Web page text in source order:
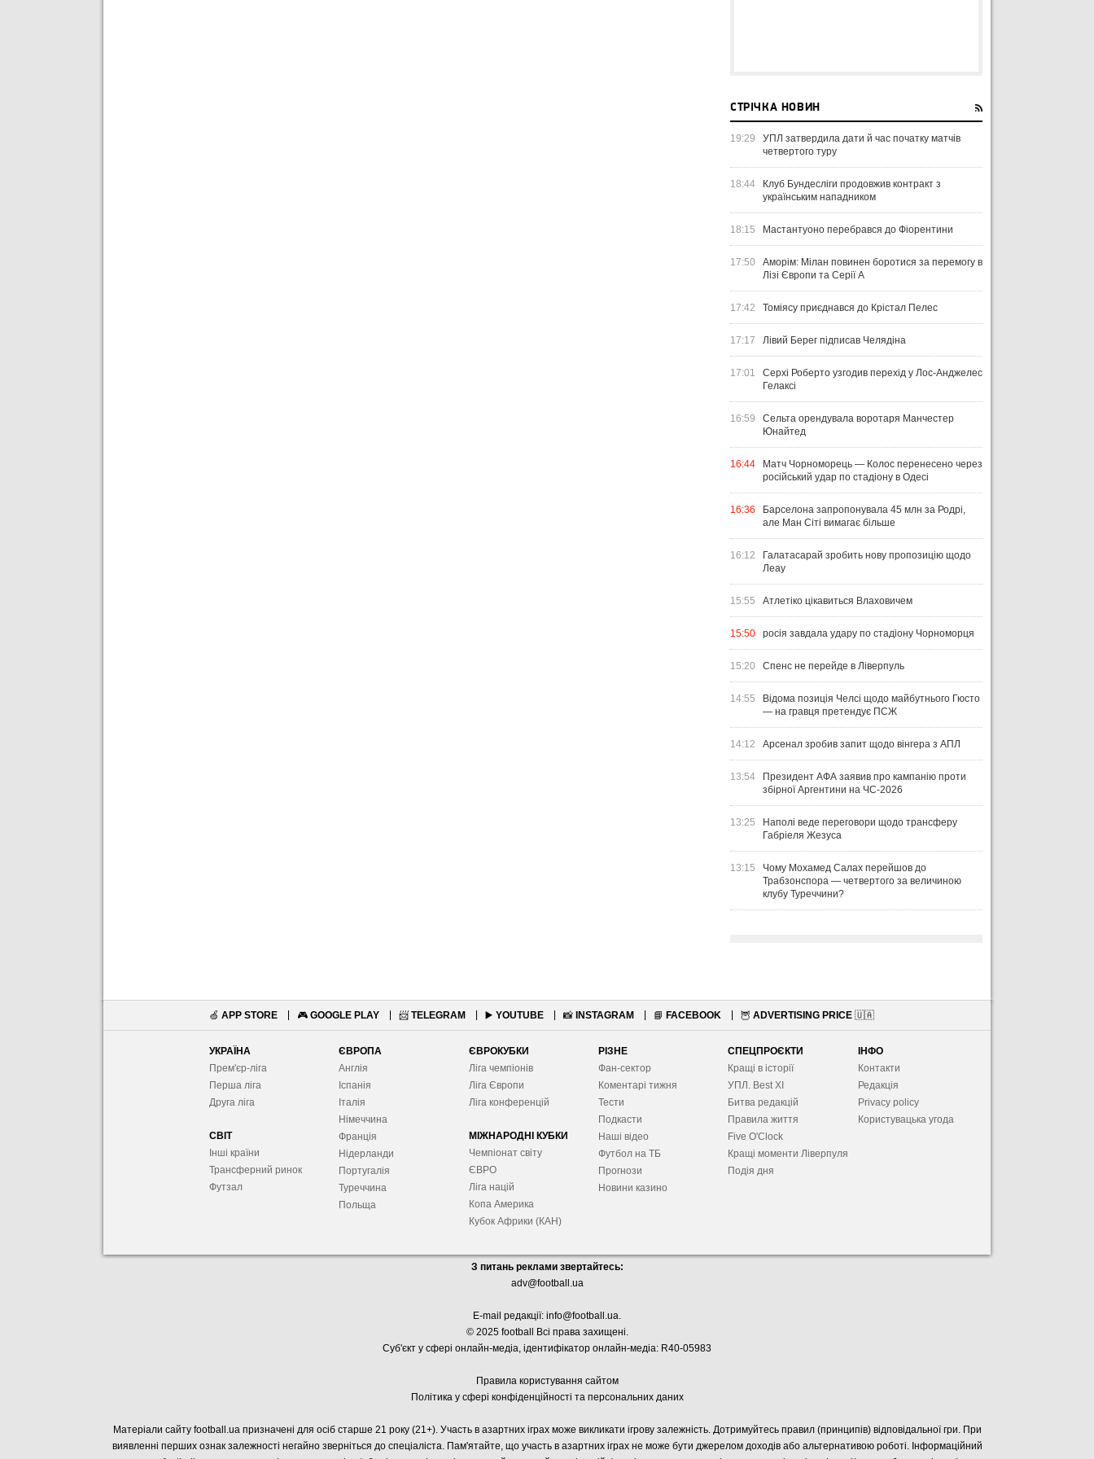
СТРІЧКА НОВИН
19:29
УПЛ затвердила дати й час початку матчів
четвертого туру
18:44
Клуб Бундесліги продовжив контракт з
українським нападником
18:15 Мастантуоно перебрався до Фіорентини
17:50
Аморім: Мілан повинен боротися за перемогу в
Лізі Європи та Серії А
17:42 Томіясу приєднався до Крістал Пелес
17:17 Лівий Берег підписав Челядіна
17:01
Серхі Роберто узгодив перехід у Лос-Анджелес
Гелаксі
16:59
Сельта орендувала воротаря Манчестер
Юнайтед
16:44
Матч Чорноморець — Колос перенесено через
російський удар по стадіону в Одесі
16:36
Барселона запропонувала 45 млн за Родрі,
але Ман Сіті вимагає більше
16:12
Галатасарай зробить нову пропозицію щодо
Леау
15:55 Атлетіко цікавиться Влаховичем
15:50 росія завдала удару по стадіону Чорноморця
15:20 Спенс не перейде в Ліверпуль
14:55
Відома позиція Челсі щодо майбутнього Гюсто
— на гравця претендує ПСЖ
14:12 Арсенал зробив запит щодо вінгера з АПЛ
13:54
Президент АФА заявив про кампанію проти
збірної Аргентини на ЧС-2026
13:25
Наполі веде переговори щодо трансферу
Габріеля Жезуса
13:15
Чому Мохамед Салах перейшов до
Трабзонспора — четвертого за величиною
клубу Туреччини?
🍏 APP STORE 🎮 GOOGLE PLAY 📨 TELEGRAM ▶️ YOUTUBE 📸 INSTAGRAM 📘 FACEBOOK 🦉 ADVERTISING PRICE 🇺🇦
УКРАЇНА
Прем'єр-ліга
Перша ліга
Друга ліга
СВІТ
Інші країни
Трансферний ринок
Футзал
ЄВРОПА
Англія
Іспанія
Італія
Німеччина
Франція
Нідерланди
Португалія
Туреччина
Польща
ЄВРОКУБКИ
Ліга чемпіонів
Ліга Європи
Ліга конференцій
МІЖНАРОДНІ КУБКИ
Чемпіонат світу
ЄВРО
Ліга націй
Копа Америка
Кубок Африки (КАН)
РІЗНЕ
Фан-сектор
Коментарі тижня
Тести
Подкасти
Наші відео
Футбол на ТБ
Прогнози
Новини казино
СПЕЦПРОЄКТИ
Кращі в історії
УПЛ. Best XІ
Битва редакцій
Правила життя
Five O'Clock
Кращі моменти Ліверпуля
Подія дня
ІНФО
Контакти
Редакція
Privacy policy
Користувацька угода
З питань реклами звертайтесь:
adv@football.ua
E-mail редакції: info@football.ua.
© 2025 football Всі права захищені.
Суб'єкт у сфері онлайн-медіа, ідентифікатор онлайн-медіа: R40-05983
Правила користування сайтом
Політика у сфері конфіденційності та персональних даних
Матеріали сайту football.ua призначені для осіб старше 21 року (21+). Участь в азартних іграх може викликати ігрову залежність. Дотримуйтесь правил (принципів) відповідальної гри. При
виявленні перших ознак залежності негайно зверніться до спеціаліста. Пам'ятайте, що участь в азартних іграх не може бути джерелом доходів або альтернативою роботі. Інформаційний